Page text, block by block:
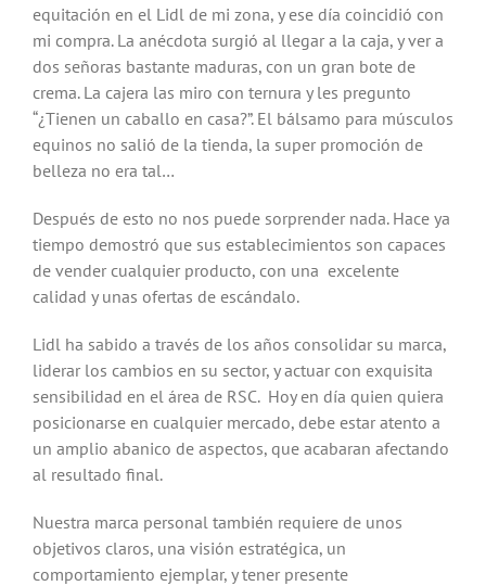
equitación en el Lidl de mi zona, y ese día coincidió con
mi compra. La anécdota surgió al llegar a la caja, y ver a
dos señoras bastante maduras, con un gran bote de
crema. La cajera las miro con ternura y les pregunto
“¿Tienen un caballo en casa?”. El bálsamo para músculos
equinos no salió de la tienda, la super promoción de
belleza no era tal…
Después de esto no nos puede sorprender nada. Hace ya
tiempo demostró que sus establecimientos son capaces
de vender cualquier producto, con una excelente
calidad y unas ofertas de escándalo.
Lidl ha sabido a través de los años consolidar su marca,
liderar los cambios en su sector, y actuar con exquisita
sensibilidad en el área de RSC. Hoy en día quien quiera
posicionarse en cualquier mercado, debe estar atento a
un amplio abanico de aspectos, que acabaran afectando
al resultado final.
Nuestra marca personal también requiere de unos
objetivos claros, una visión estratégica, un
comportamiento ejemplar, y tener presente